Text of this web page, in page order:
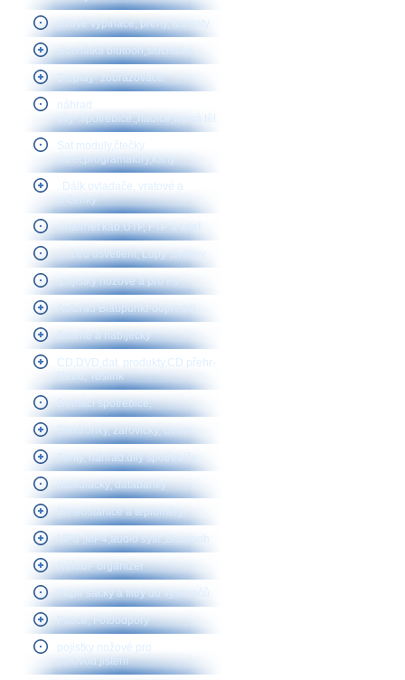
síťové vypínače, prehy, izostaty
sluchátka blutooh,sluchátka
Display- zobrazovače.
náhrad
díly-.spotřebiče.,hadice,topná těl.
Sat moduly,čtečky
karet,programátory,karty
. Dálk.ovladače, vratové a
klíčenky
. internet kab.UTP, FTP a telef
.....Led osvětlení, Lupy ,svítilny,
.pojistky nožové a pro FV
Autorád Blaupunkt-doprodej
Baterie a nabíječky
CD,DVD,dat. produkty,CD přehr-
Retro, Toslink
Domácí spotřebiče,
Elektronky, žárovičky, doutn.
Ferity, náhrad.díly spotřebiče
Kalkulačky, databanky
Meteostanice a teploměry
MP3 ,MP4,audio syst.,Bluetooh
Nářadí- organizér
Papír sáčky a filtry do vysavačů
Patice, Fotoodpory
pojistky nožové pro
polovod.jištění